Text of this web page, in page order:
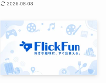
2026-08-08